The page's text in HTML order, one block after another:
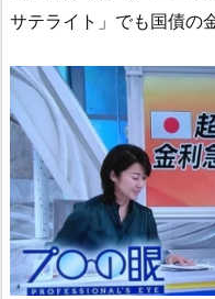
サテライト」でも国債の